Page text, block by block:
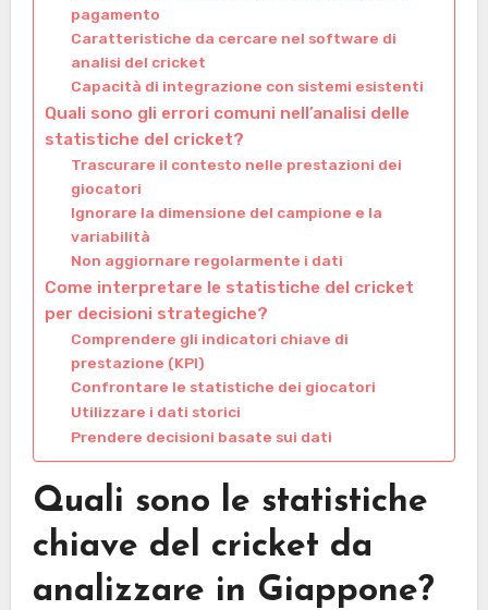
pagamento
Caratteristiche da cercare nel software di
analisi del cricket
Capacità di integrazione con sistemi esistenti
Quali sono gli errori comuni nell’analisi delle
statistiche del cricket?
Trascurare il contesto nelle prestazioni dei
giocatori
Ignorare la dimensione del campione e la
variabilità
Non aggiornare regolarmente i dati
Come interpretare le statistiche del cricket
per decisioni strategiche?
Comprendere gli indicatori chiave di
prestazione (KPI)
Confrontare le statistiche dei giocatori
Utilizzare i dati storici
Prendere decisioni basate sui dati
Quali sono le statistiche
chiave del cricket da
analizzare in Giappone?